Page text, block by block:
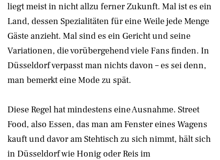
liegt meist in nicht allzu ferner Zukunft. Mal ist es ein
Land, dessen Spezialitäten für eine Weile jede Menge
Gäste anzieht. Mal sind es ein Gericht und seine
Variationen, die vorübergehend viele Fans finden. In
Düsseldorf verpasst man nichts davon – es sei denn,
man bemerkt eine Mode zu spät.
Diese Regel hat mindestens eine Ausnahme. Street
Food, also Essen, das man am Fenster eines Wagens
kauft und davor am Stehtisch zu sich nimmt, hält sich
in Düsseldorf wie Honig oder Reis im